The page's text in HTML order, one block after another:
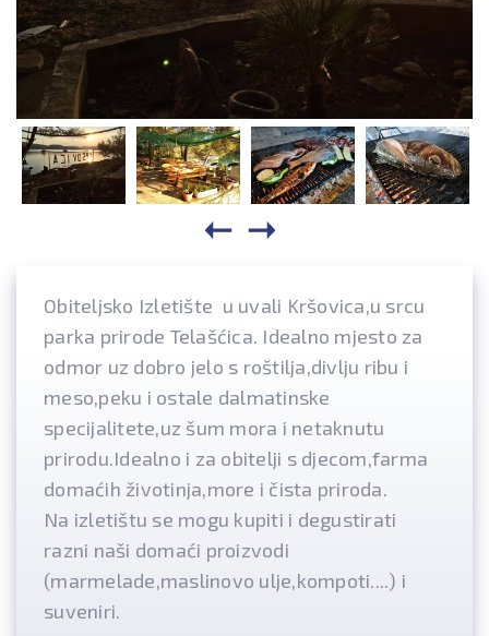
Obiteljsko Izletište u uvali Kršovica,u srcu
parka prirode Telašćica. Idealno mjesto za
odmor uz dobro jelo s roštilja,divlju ribu i
meso,peku i ostale dalmatinske
specijalitete,uz šum mora i netaknutu
prirodu.Idealno i za obitelji s djecom,farma
domaćih životinja,more i čista priroda.
Na izletištu se mogu kupiti i degustirati
razni naši domaći proizvodi
(marmelade,maslinovo ulje,kompoti....) i
suveniri.